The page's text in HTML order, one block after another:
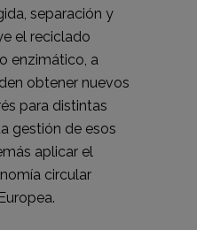
separación y
el reciclado
enzimático, a
obtener nuevos
para distintas
gestión de esos
aplicar el
circular